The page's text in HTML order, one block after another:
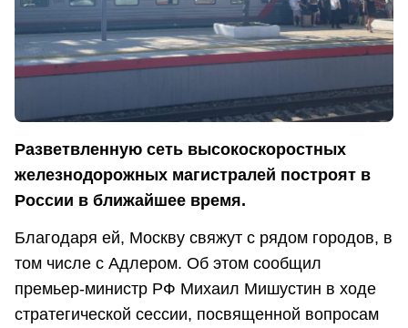
Разветвленную сеть высокоскоростных
железнодорожных магистралей построят в
России в ближайшее время.
Благодаря ей, Москву свяжут с рядом городов, в
том числе с Адлером. Об этом сообщил
премьер-министр РФ Михаил Мишустин в ходе
стратегической сессии, посвященной вопросам